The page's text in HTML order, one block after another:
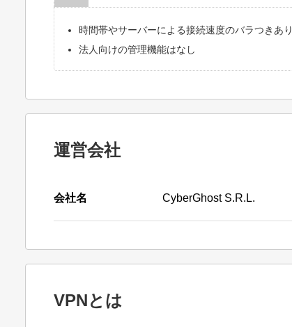
時間帯やサーバーによる接続速度のバラつきあり
法人向けの管理機能はなし
運営会社
会社名 CyberGhost S.R.L.
VPNとは